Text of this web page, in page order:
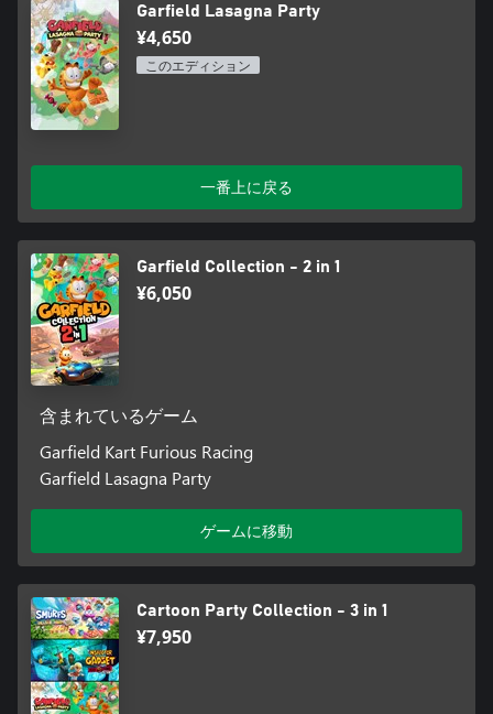
Garfield Lasagna Party
¥4,650
このエディション
一番上に戻る
Garfield Collection - 2 in 1
¥6,050
含まれているゲーム
Garfield Kart Furious Racing
Garfield Lasagna Party
ゲームに移動
Cartoon Party Collection - 3 in 1
¥7,950